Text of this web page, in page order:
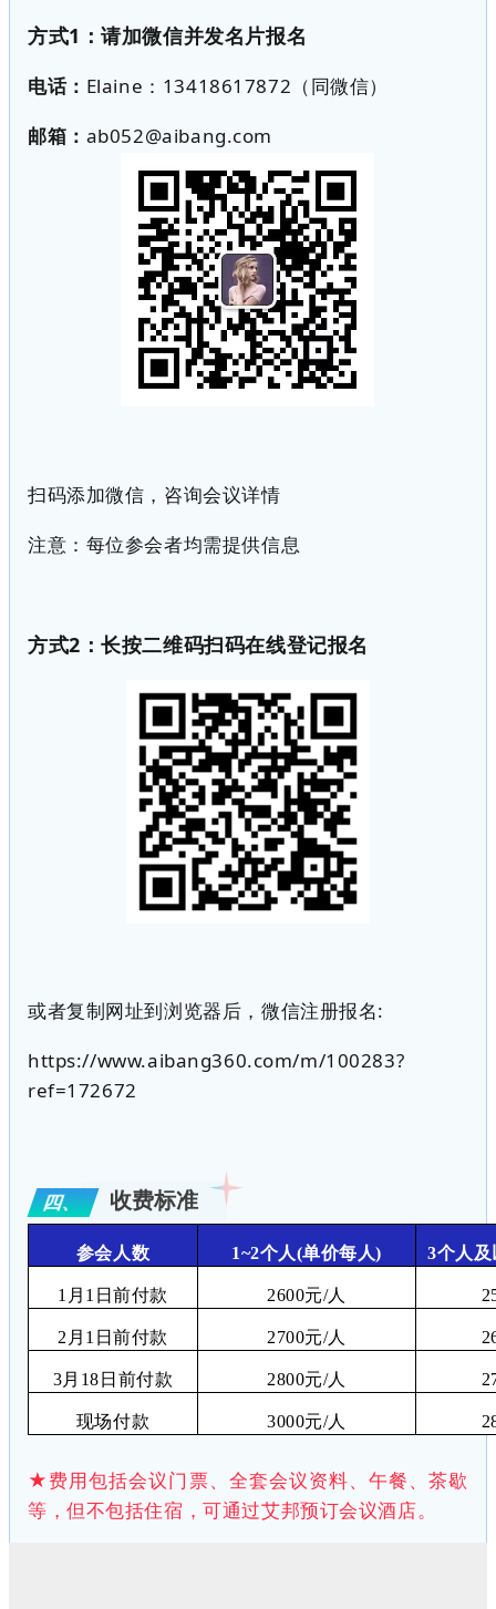
方式1 ：请加微信并发名片报名
电话： Elaine ： 13418617872 （同微信）
邮箱： ab052@aibang.com
扫码添加微信，咨询会议详情
注意：每位参会者均需提供信息
方式2 ：长按二维码扫码在线登记报名
或者复制网址到浏览器后，微信注册报名:
https://www.aibang360.com/m/100283?
ref=172672
四、 收费标准
参会人数 1~2个人(单价每人) 3个人及
1月1 日前付款 2600元/人
2月1 日前付款 2700元/人
3月18日前付款 2800元/人
现场付款 3000元/人
★费用包括会议门票、全套会议资料、午餐、茶歇
等，但不包括住宿，可通过艾邦预订会议酒店。